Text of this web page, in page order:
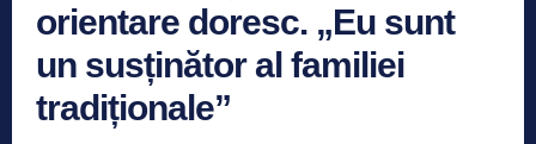
orientare doresc. „Eu sunt
un susținător al familiei
tradiționale”